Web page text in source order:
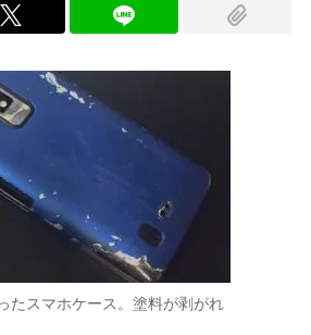
たスマホケース。塗料が剥がれ